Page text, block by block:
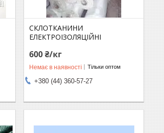
СКЛОТКАНИНИ
ЕЛЕКТРОІЗОЛЯЦІЙНІ
600 ₴/кг
Немає в наявності Тільки оптом
+380 (44) 360-57-27